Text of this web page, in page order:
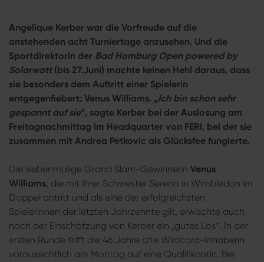
Angelique Kerber war die Vorfreude auf die
anstehenden acht Turniertage anzusehen. Und die
Sportdirektorin der Bad Homburg Open powered by
Solarwatt (bis 27.Juni) machte keinen Hehl daraus, dass
sie besonders dem Auftritt einer Spielerin
entgegenfiebert: Venus Williams. „Ich bin schon sehr
gespannt auf sie“, sagte Kerber bei der Auslosung am
Freitagnachmittag im Headquarter von FERI, bei der sie
zusammen mit Andrea Petkovic als Glücksfee fungierte.
Die siebenmalige Grand Slam-Gewinnerin Venus
Williams, die mit ihrer Schwester Serena in Wimbledon im
Doppel antritt und als eine der erfolgreichsten
Spielerinnen der letzten Jahrzehnte gilt, erwischte auch
nach der Einschätzung von Kerber ein „gutes Los“. In der
ersten Runde trifft die 46 Jahre alte Wildcard-Inhaberin
voraussichtlich am Montag auf eine Qualifikantin. Bei